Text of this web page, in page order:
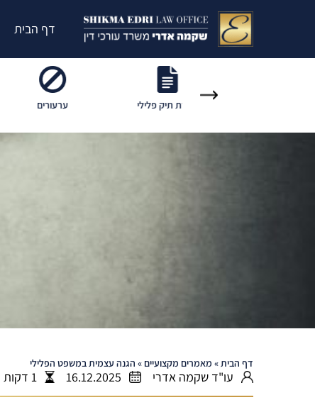
דף הבית
ערעורים
דף הבית» מאמרים מקצועיים » הגנה עצמית במשפט הפלילי
עו"ד שקמה אדרי 16.12.2025 1 דקות קריאה